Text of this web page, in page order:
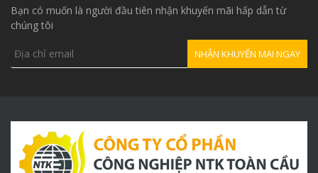
khung cẩu xoay gắn tường
HF300KG
Bạn có muốn là người đầu tiên nhận khuyến mãi hấp dẫn từ
chúng tôi